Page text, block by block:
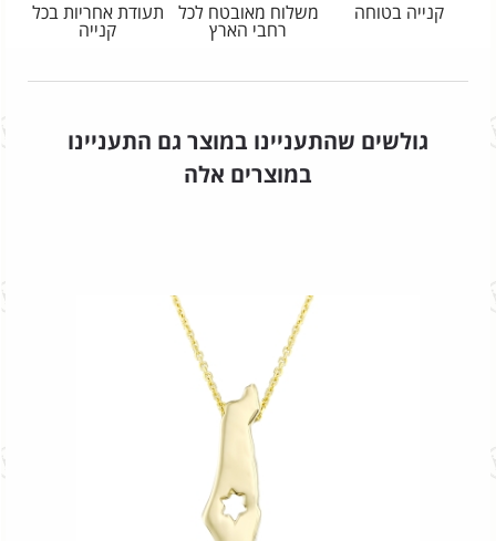
קנייה בטוחה
משלוח מאובטח לכל
רחבי הארץ
תעודת אחריות בכל
קנייה
גולשים שהתעניינו במוצר גם התעניינו
במוצרים אלה